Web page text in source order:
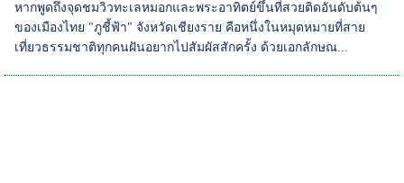
หากพูดถึงจุดชมวิวทะเลหมอกและพระอาทิตย์ขึ้นที่สวยติดอันดับต้นๆ
ของเมืองไทย "ภูชี้ฟ้า" จังหวัดเชียงราย คือหนึ่งในหมุดหมายที่สาย
เที่ยวธรรมชาติทุกคนฝันอยากไปสัมผัสสักครั้ง ด้วยเอกลักษณ...